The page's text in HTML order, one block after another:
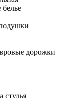
белье
дорожки
стулья